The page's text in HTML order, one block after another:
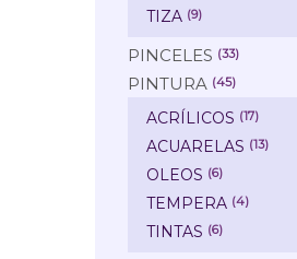
TIZA (9)
PINCELES (33)
PINTURA (45)
ACRÍLICOS (17)
ACUARELAS (13)
OLEOS (6)
TEMPERA (4)
TINTAS (6)